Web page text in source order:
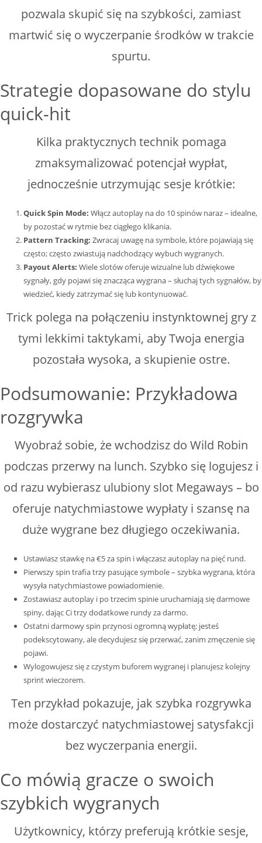
pozwala skupić się na szybkości, zamiast
martwić się o wyczerpanie środków w trakcie
spurtu.
Strategie dopasowane do stylu
quick-hit
Kilka praktycznych technik pomaga
zmaksymalizować potencjał wypłat,
jednocześnie utrzymując sesje krótkie:
Quick Spin Mode: Włącz autoplay na do 10 spinów naraz – idealne,
by pozostać w rytmie bez ciągłego klikania.
Pattern Tracking: Zwracaj uwagę na symbole, które pojawiają się
często; często zwiastują nadchodzący wybuch wygranych.
Payout Alerts: Wiele slotów oferuje wizualne lub dźwiękowe
sygnały, gdy pojawi się znacząca wygrana – słuchaj tych sygnałów, by
wiedzieć, kiedy zatrzymać się lub kontynuować.
Trick polega na połączeniu instynktownej gry z
tymi lekkimi taktykami, aby Twoja energia
pozostała wysoka, a skupienie ostre.
Podsumowanie: Przykładowa
rozgrywka
Wyobraź sobie, że wchodzisz do Wild Robin
podczas przerwy na lunch. Szybko się logujesz i
od razu wybierasz ulubiony slot Megaways – bo
oferuje natychmiastowe wypłaty i szansę na
duże wygrane bez długiego oczekiwania.
Ustawiasz stawkę na €5 za spin i włączasz autoplay na pięć rund.
Pierwszy spin trafia trzy pasujące symbole – szybka wygrana, która
wysyła natychmiastowe powiadomienie.
Zostawiasz autoplay i po trzecim spinie uruchamiają się darmowe
spiny, dając Ci trzy dodatkowe rundy za darmo.
Ostatni darmowy spin przynosi ogromną wypłatę; jesteś
podekscytowany, ale decydujesz się przerwać, zanim zmęczenie się
pojawi.
Wylogowujesz się z czystym buforem wygranej i planujesz kolejny
sprint wieczorem.
Ten przykład pokazuje, jak szybka rozgrywka
może dostarczyć natychmiastowej satysfakcji
bez wyczerpania energii.
Co mówią gracze o swoich
szybkich wygranych
Użytkownicy, którzy preferują krótkie sesje,